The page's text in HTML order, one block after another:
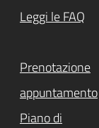
Leggi le FAQ
Prenotazione
appuntamento
Piano di